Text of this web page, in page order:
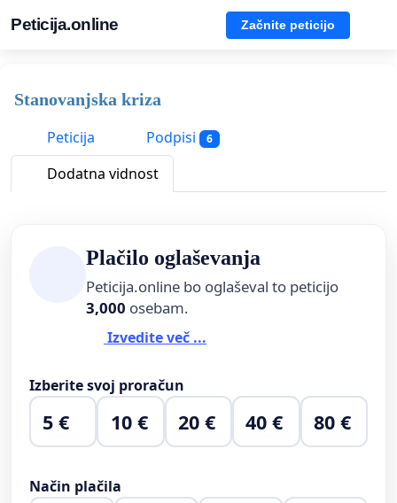
Peticija.online Začnite peticijo
Stanovanjska kriza
Peticija
Podpisi 6
Dodatna vidnost
Plačilo oglaševanja
Peticija.online bo oglaševal to peticijo
3,000 osebam.
Izvedite več ...
Izberite svoj proračun
5 € 10 € 20 € 40 € 80 €
Način plačila